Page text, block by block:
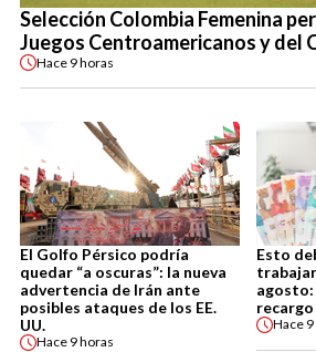
Selección Colombia Femenina
Juegos Centroamericanos y del
Hace 9 horas
El Golfo Pérsico podría
quedar “a oscuras”: la nueva
advertencia de Irán ante
posibles ataques de los EE.
UU.
Hace 9 horas
Esto
agosto:
recargo
Hace